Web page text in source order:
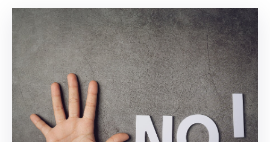
Contáctanos